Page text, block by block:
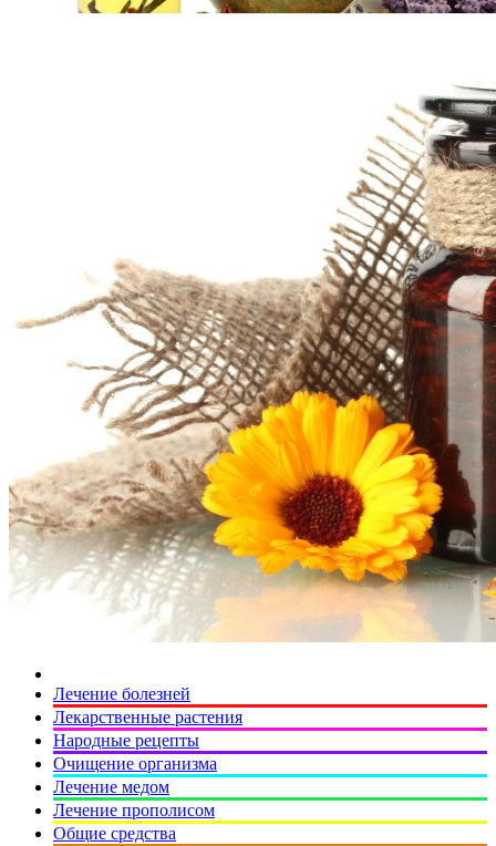
Лечение болезней
Лекарственные растения
Народные рецепты
Очищение организма
Лечение медом
Лечение прополисом
Общие средства